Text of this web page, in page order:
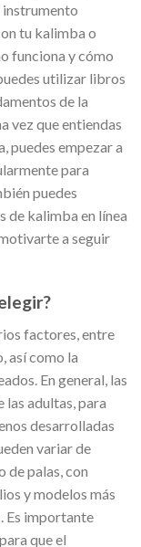
tu kalimba o
funciona y cómo
utilizar libros
de la
vez que entiendas
puedes empezar a
para
puedes
de kalimba en línea
a seguir
factores, entre
así como la
En general, las
las adultas, para
desarrolladas
variar de
de palas, con
y modelos más
Es importante
que el